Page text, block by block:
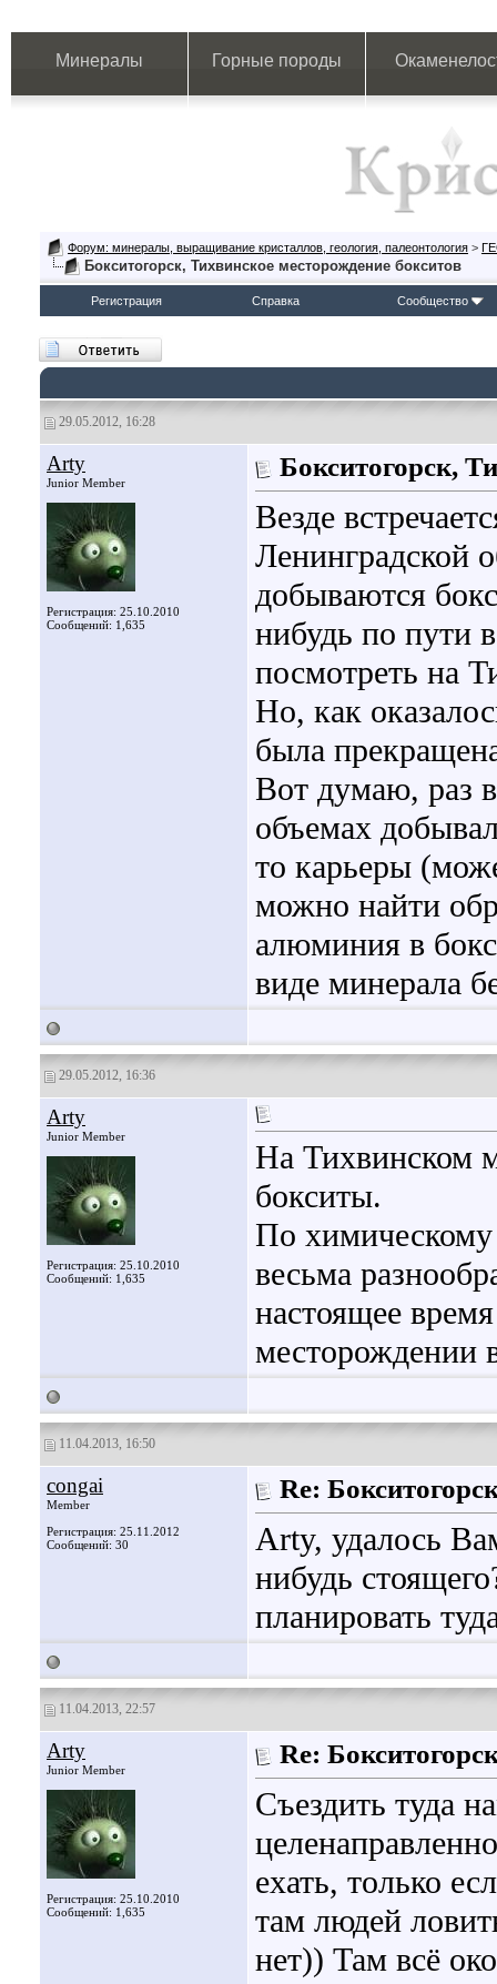
Минералы Горные породы
Форум: минералы, выращивание кристаллов, геология, палеонтология >
Бокситогорск, Тихвинское месторождение бокситов
Регистрация Справка Сообщество
29.05.2012, 16:28
Arty
Junior Member
Регистрация: 25.10.2010
Сообщений: 1,635
Бокситогорск,
Везде
Ленинградской
добываются
нибудь по пути
посмотреть на
Но, как
была
Вот думаю, раз
объемах
то карьеры
можно найти
алюминия в
виде минерала
29.05.2012, 16:36
Arty
Junior Member
Регистрация: 25.10.2010
Сообщений: 1,635
На Тихвинском
бокситы.
По химическому
весьма
настоящее
месторождении
11.04.2013, 16:50
congai
Member
Регистрация: 25.11.2012
Сообщений: 30
Re:
Arty, удалось
нибудь
планировать
11.04.2013, 22:57
Arty
Junior Member
Регистрация: 25.10.2010
Сообщений: 1,635
Re:
Съездить туда
ехать, только
там людей
нет)) Там всё